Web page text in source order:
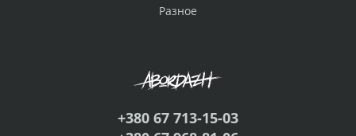
Разное
+380 67 713-15-03